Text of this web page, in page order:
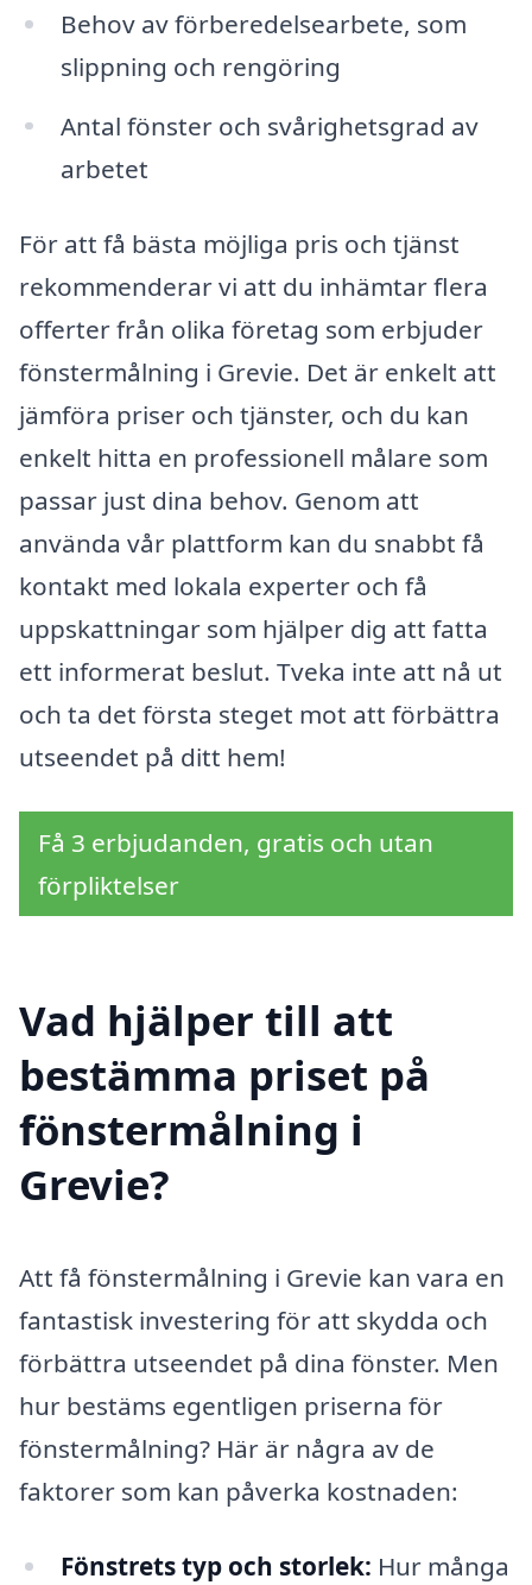
Behov av förberedelsearbete, som
slippning och rengöring
Antal fönster och svårighetsgrad av
arbetet
För att få bästa möjliga pris och tjänst
rekommenderar vi att du inhämtar flera
offerter från olika företag som erbjuder
fönstermålning i Grevie. Det är enkelt att
jämföra priser och tjänster, och du kan
enkelt hitta en professionell målare som
passar just dina behov. Genom att
använda vår plattform kan du snabbt få
kontakt med lokala experter och få
uppskattningar som hjälper dig att fatta
ett informerat beslut. Tveka inte att nå ut
och ta det första steget mot att förbättra
utseendet på ditt hem!
Få 3 erbjudanden, gratis och utan
förpliktelser
Vad hjälper till att
bestämma priset på
fönstermålning i
Grevie?
Att få fönstermålning i Grevie kan vara en
fantastisk investering för att skydda och
förbättra utseendet på dina fönster. Men
hur bestäms egentligen priserna för
fönstermålning? Här är några av de
faktorer som kan påverka kostnaden:
Fönstrets typ och storlek: Hur många